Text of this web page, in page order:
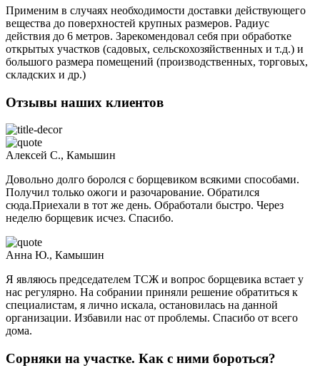
Применим в случаях необходимости доставки действующего
вещества до поверхностей крупных размеров. Радиус
действия до 6 метров. Зарекомендовал себя при обработке
открытых участков (садовых, сельскохозяйственных и т.д.) и
большого размера помещений (производственных, торговых,
складских и др.)
Отзывы наших клиентов
Алексей С., Камышин
Довольно долго боролся с борщевиком всякими способами.
Получил только ожоги и разочарование. Обратился
сюда.Приехали в тот же день. Обработали быстро. Через
неделю борщевик исчез. Спасибо.
Анна Ю., Камышин
Я являюсь председателем ТСЖ и вопрос борщевика встает у
нас регулярно. На собрании приняли решение обратиться к
специалистам, я лично искала, остановилась на данной
организации. Избавили нас от проблемы. Спасибо от всего
дома.
Сорняки на участке. Как с ними бороться?